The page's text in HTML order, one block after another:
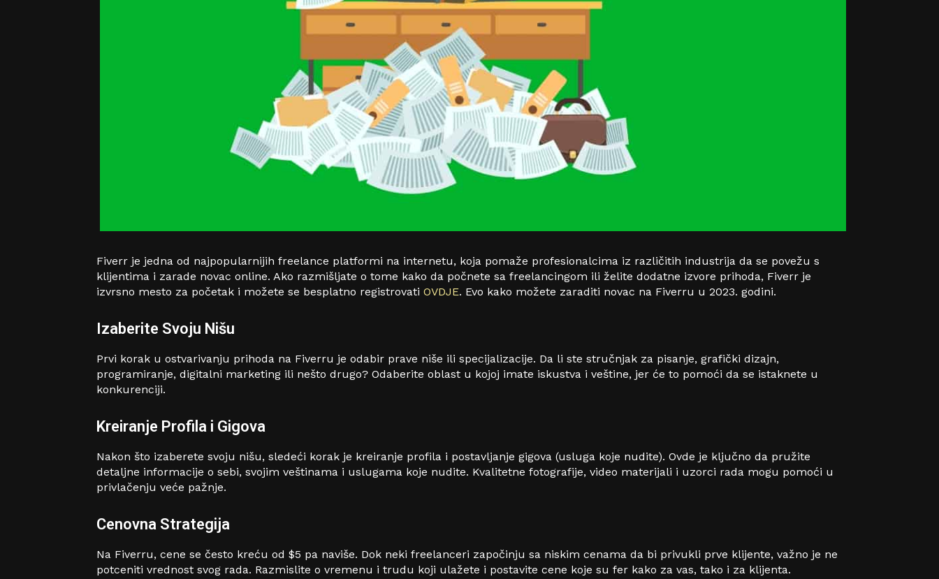
Fiverr je jedna od najpopularnijih freelance platformi na internetu, koja pomaže profesionalcima iz različitih industrija da se povežu s
klijentima i zarade novac online. Ako razmišljate o tome kako da počnete sa freelancingom ili želite dodatne izvore prihoda, Fiverr je
izvrsno mesto za početak i možete se besplatno registrovati OVDJE. Evo kako možete zaraditi novac na Fiverru u 2023. godini.
Izaberite Svoju Nišu
Prvi korak u ostvarivanju prihoda na Fiverru je odabir prave niše ili specijalizacije. Da li ste stručnjak za pisanje, grafički dizajn,
programiranje, digitalni marketing ili nešto drugo? Odaberite oblast u kojoj imate iskustva i veštine, jer će to pomoći da se istaknete u
konkurenciji.
Kreiranje Profila i Gigova
Nakon što izaberete svoju nišu, sledeći korak je kreiranje profila i postavljanje gigova (usluga koje nudite). Ovde je ključno da pružite
detaljne informacije o sebi, svojim veštinama i uslugama koje nudite. Kvalitetne fotografije, video materijali i uzorci rada mogu pomoći u
privlačenju veće pažnje.
Cenovna Strategija
Na Fiverru, cene se često kreću od $5 pa naviše. Dok neki freelanceri započinju sa niskim cenama da bi privukli prve klijente, važno je ne
potceniti vrednost svog rada. Razmislite o vremenu i trudu koji ulažete i postavite cene koje su fer kako za vas, tako i za klijenta.